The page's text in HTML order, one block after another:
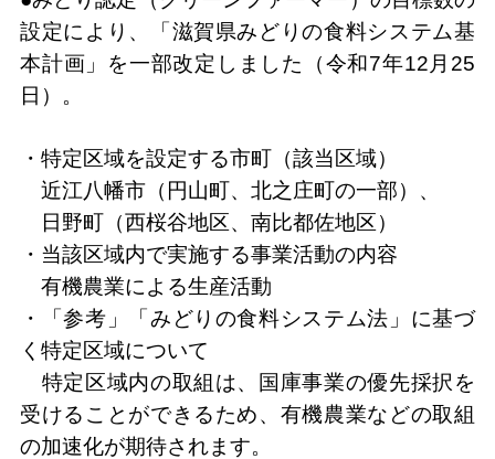
設定により、「滋賀県みどりの食料システム基
本計画」を一部改定しました（令和7年12月25
日）。
・特定区域を設定する市町（該当区域）
近江八幡市（円山町、北之庄町の一部）、
日野町（西桜谷地区、南比都佐地区）
・当該区域内で実施する事業活動の内容
有機農業による生産活動
・「参考」「みどりの食料システム法」に基づ
く特定区域について
特定区域内の取組は、国庫事業の優先採択を
受けることができるため、有機農業などの取組
の加速化が期待されます。